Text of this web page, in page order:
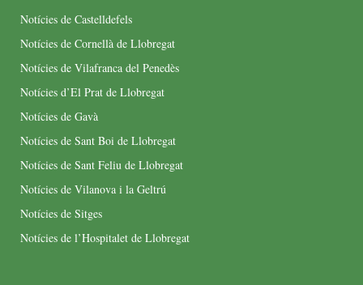
Notícies de Castelldefels
Notícies de Cornellà de Llobregat
Notícies de Vilafranca del Penedès
Notícies d’El Prat de Llobregat
Notícies de Gavà
Notícies de Sant Boi de Llobregat
Notícies de Sant Feliu de Llobregat
Notícies de Vilanova i la Geltrú
Notícies de Sitges
Notícies de l’Hospitalet de Llobregat